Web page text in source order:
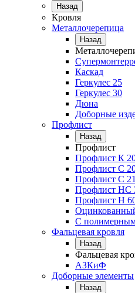
Назад
Кровля
Металлочерепица
Назад
Каскад
Геркулес 25
Геркулес 30
Дюна
Доборные
Профлист
Назад
Профлист
Профлист К
Профлист С
Профлист C 21
Профлист НС
Профлист Н
С
Фальцевая кровля
Назад
Фальцевая
АЗКиФ
Доборные элементы
Назад